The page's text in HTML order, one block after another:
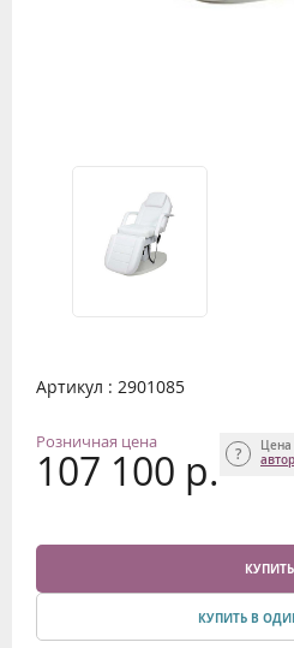
Артикул : 2901085
Розничная цена
107 100 р.
Цена
КУПИТЬ
КУПИТЬ В